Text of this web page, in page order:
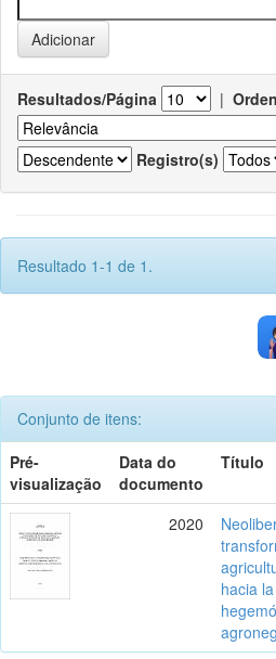
Resultados/Página |
Registro(s)
Resultado 1-1 de 1.
Conjunto de itens:
Pré-
visualização
Data do
documento
Título
2020
hacia